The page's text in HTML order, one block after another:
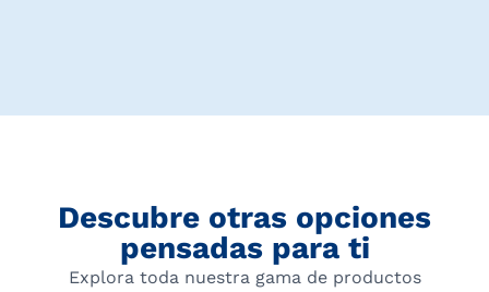
Descubre otras opciones
pensadas para ti
Explora toda nuestra gama de productos